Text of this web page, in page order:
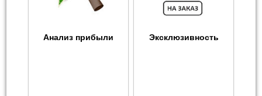
Анализ прибыли Эксклюзивность